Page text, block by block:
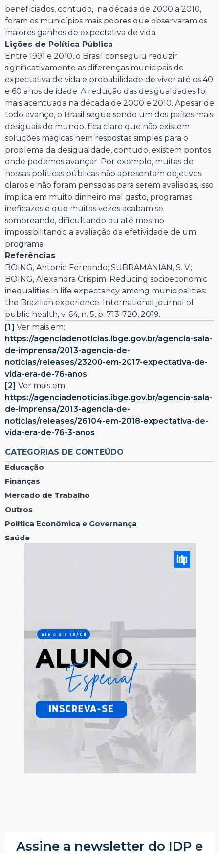
beneficiados, contudo, na década de 2000 a 2010,
foram os municípios mais pobres que observaram os
maiores ganhos de expectativa de vida.
Lições de Política Pública
Entre 1991 e 2010, o Brasil conseguiu reduzir
significativamente as diferenças municipais de
expectativa de vida e probabilidade de viver até os 40
e 60 anos de idade. A redução das desigualdades foi
mais acentuada na década de 2000 e 2010. Apesar de
todo avanço, o Brasil segue sendo um dos países mais
desiguais do mundo, fica claro que não existem
soluções mágicas nem respostas simples para o
problema da desigualdade, contudo, existem pontos
onde podemos avançar. Por exemplo, muitas de
nossas políticas públicas não apresentam objetivos
claros e não foram pensadas para serem avaliadas, isso
implica em muito dinheiro mal gasto, programas
ineficazes e que muitas vezes acabam se
sombreando, dificultando ou até mesmo
impossibilitando a avaliação da efetividade de um
programa.
Referências
BOING, Antonio Fernando; SUBRAMANIAN, S. V.;
BOING, Alexandra Crispim. Reducing socioeconomic
inequalities in life expectancy among municipalities:
the Brazilian experience. International journal of
public health, v. 64, n. 5, p. 713-720, 2019.
[1] Ver mais em:
https://agenciadenoticias.ibge.gov.br/agencia-sala-
de-imprensa/2013-agencia-de-
noticias/releases/23200-em-2017-expectativa-de-
vida-era-de-76-anos
[2] Ver mais em:
https://agenciadenoticias.ibge.gov.br/agencia-sala-
de-imprensa/2013-agencia-de-
noticias/releases/26104-em-2018-expectativa-de-
vida-era-de-76-3-anos
CATEGORIAS DE CONTEÚDO
Educação
Finanças
Mercado de Trabalho
Outros
Política Econômica e Governança
Saúde
Assine a newsletter do IDP e